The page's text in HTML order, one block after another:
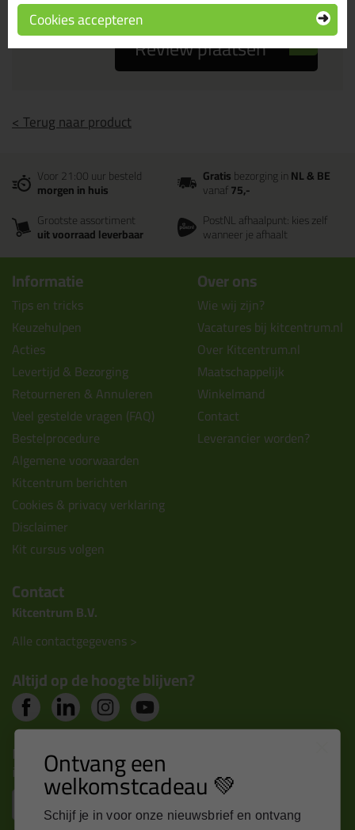
Review plaatsen
< Terug naar product
Voor 21:00 uur besteld
morgen in huis
Gratisbezorging inNL & BE
vanaf75,-
Grootste assortiment
uit voorraad leverbaar
PostNL afhaalpunt: kies zelf
wanneer je afhaalt
Informatie
Tips en tricks
Keuzehulpen
Acties
Levertijd & Bezorging
Retourneren & Annuleren
Veel gestelde vragen (FAQ)
Bestelprocedure
Algemene voorwaarden
Kitcentrum berichten
Cookies & privacy verklaring
Disclaimer
Kit cursus volgen
Over ons
Wie wij zijn?
Vacatures bij kitcentrum.nl
Over Kitcentrum.nl
Maatschappelijk
Winkelmand
Contact
Leverancier worden?
Contact
Kitcentrum B.V.
Alle contactgegevens >
Altijd op de hoogte blijven?
Nieuws, tips en exclusieve deals rechtstreeks in je
inbox
Cookies accepteren
Ontvang een
welkomstcadeau 💚
Schijf je in voor onze nieuwsbrief en ontvang